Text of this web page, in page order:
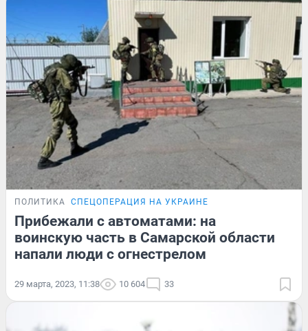
ПОЛИТИКА СПЕЦОПЕРАЦИЯ НА УКРАИНЕ
Прибежали с автоматами: на
воинскую часть в Самарской области
напали люди с огнестрелом
29 марта, 2023, 11:38 10 604 33